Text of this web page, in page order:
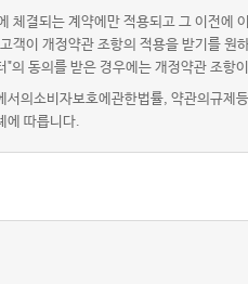
체결되는 계약에만 적용되고 그 이전에
객이 개정약관 조항의 적용을 받기를 원
의 동의를 받은 경우에는 개정약관 조항
의소비자보호에관한법률, 약관의규제
에 따릅니다.